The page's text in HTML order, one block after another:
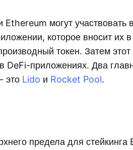
Ethereum могут
которое вносит их
токен. Затем
DeFi-приложениях. Два
это Lido и Rocket Pool.
предела для стейкинга